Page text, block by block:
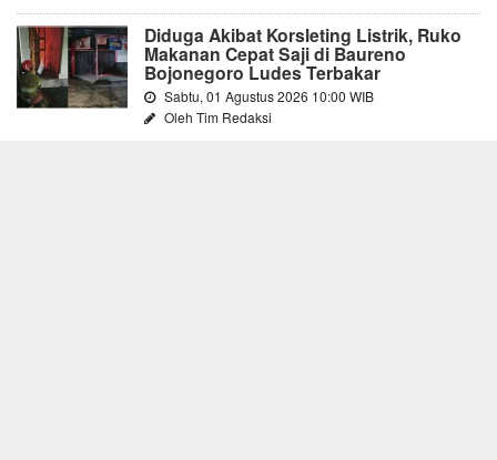
Diduga Akibat Korsleting Listrik, Ruko
Makanan Cepat Saji di Baureno
Bojonegoro Ludes Terbakar
Sabtu, 01 Agustus 2026 10:00 WIB
Oleh Tim Redaksi